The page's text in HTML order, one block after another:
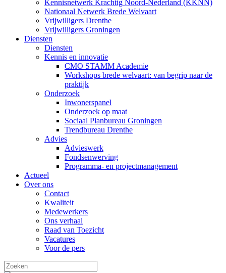
Kennisnetwerk Krachtig Noord-Nederland (KKNN)
Nationaal Netwerk Brede Welvaart
Vrijwilligers Drenthe
Vrijwilligers Groningen
Diensten
Diensten
Kennis en innovatie
CMO STAMM Academie
Workshops brede welvaart: van begrip naar de
praktijk
Onderzoek
Inwonerspanel
Onderzoek op maat
Sociaal Planbureau Groningen
Trendbureau Drenthe
Advies
Advieswerk
Fondsenwerving
Programma- en projectmanagement
Actueel
Over ons
Contact
Kwaliteit
Medewerkers
Ons verhaal
Raad van Toezicht
Vacatures
Voor de pers